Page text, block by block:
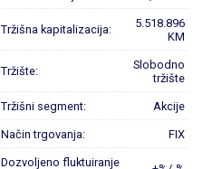
Tržišna kapitalizacija:
5.518.896
KM
Tržište:
Slobodno
tržište
Tržišni segment: Akcije
Način trgovanja: FIX
Dozvoljeno fluktuiranje